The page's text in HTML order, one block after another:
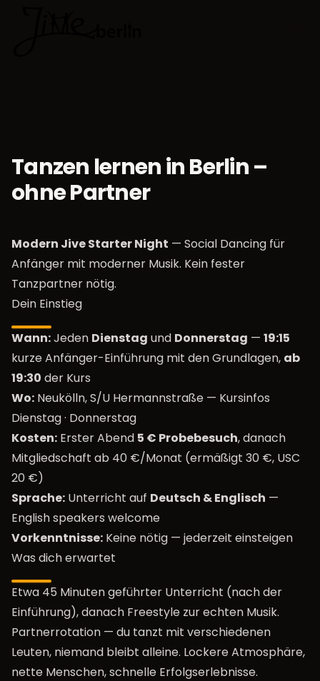
Tanzen lernen in Berlin –
ohne Partner
Modern Jive Starter Night — Social Dancing für
Anfänger mit moderner Musik. Kein fester
Tanzpartner nötig.
Dein Einstieg
Wann:Jeden Dienstag und Donnerstag — 19:15
kurze Anfänger-Einführung mit den Grundlagen, ab
19:30 der Kurs
Wo: Neukölln, S/U Hermannstraße — Kursinfos
Dienstag· Donnerstag
Kosten: Erster Abend 5 € Probebesuch, danach
Mitgliedschaft ab 40 €/Monat (ermäßigt 30 €, USC
20 €)
Sprache: Unterricht auf Deutsch & Englisch —
English speakers welcome
Vorkenntnisse: Keine nötig — jederzeit einsteigen
Was dich erwartet
Etwa 45 Minuten geführter Unterricht (nach der
Einführung), danach Freestyle zur echten Musik.
Partnerrotation — du tanzt mit verschiedenen
Leuten, niemand bleibt alleine. Lockere Atmosphäre,
nette Menschen, schnelle Erfolgserlebnisse.